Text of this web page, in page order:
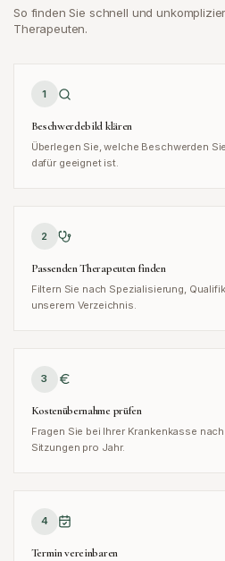
So finden Sie schnell und
Therapeuten.
1
Beschwerdebild klären
Überlegen Sie, welche Beschwerden
dafür geeignet ist.
2
Passenden Therapeuten finden
Filtern Sie nach Spezialisierung,
unserem Verzeichnis.
3
Kostenübernahme prüfen
Fragen Sie bei Ihrer Krankenkasse
Sitzungen pro Jahr.
4
Termin vereinbaren